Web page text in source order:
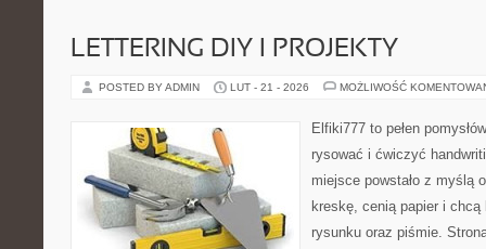
LETTERING DIY I PROJEKTY
POSTED BY ADMIN LUT - 21 - 2026 MOŻLIWOŚĆ
Elfiki777 to pełen
rysować i ćwiczyć
miejsce powstało z myślą
kreskę, cenią papier i chcą
rysunku oraz piśmie.